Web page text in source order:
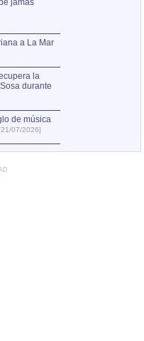
jamás
a La Mar
la
durante
de música
07/2026]